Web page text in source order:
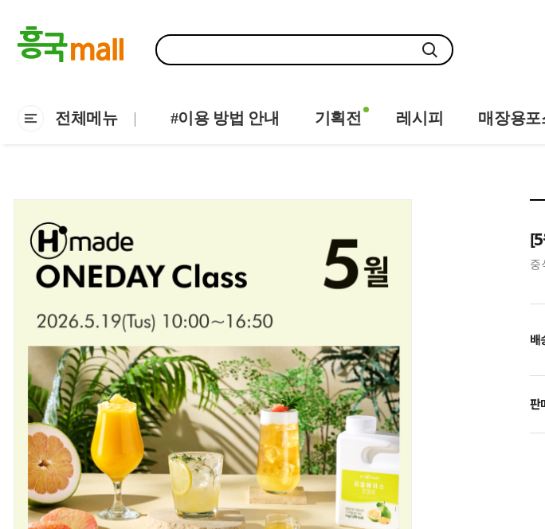
전체메뉴 #이용 방법 안내 기획전 레시피 매장용포
중
배
판